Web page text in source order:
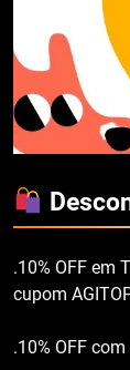
.10% OFF em
cupom
.10% OFF